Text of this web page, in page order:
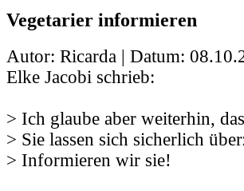
Vegetarier informieren
Autor: Ricarda | Datum:
Elke Jacobi schrieb:
> Ich glaube aber weiterhin,
> Sie lassen sich sicherlich
> Informieren wir sie!